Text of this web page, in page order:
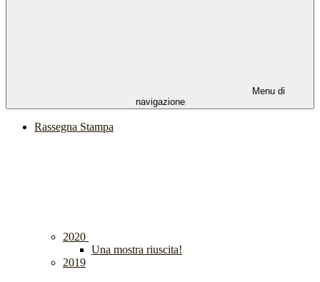
Menu di
navigazione
Rassegna Stampa
2020
Una mostra riuscita!
2019